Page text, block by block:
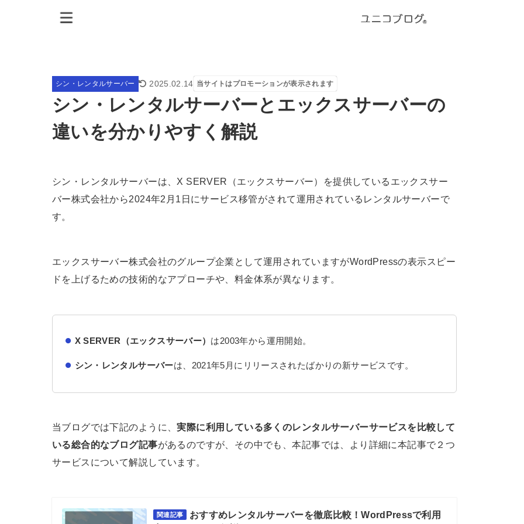
シン・レンタルサーバー 2025.02.14 当サイトはプロモーションが表示されます
シン・レンタルサーバーとエックスサーバーの
違いを分かりやすく解説
シン・レンタルサーバーは、X SERVER（エックスサーバー）を提供しているエックスサー
バー株式会社から2024年2月1日にサービス移管がされて運用されているレンタルサーバーで
す。
エックスサーバー株式会社のグループ企業として運用されていますがWordPressの表示スピー
ドを上げるための技術的なアプローチや、料金体系が異なります。
X SERVER（エックスサーバー） は2003年から運用開始。
シン・レンタルサーバーは、2021年5月にリリースされたばかりの新サービスです。
当ブログでは下記のように、実際に利用している多くのレンタルサーバーサービスを比較して
いる総合的なブログ記事があるのですが、その中でも、本記事では、より詳細に本記事で２つ
サービスについて解説しています。
関連記事
おすすめレンタルサーバーを徹底比較！WordPressで利用